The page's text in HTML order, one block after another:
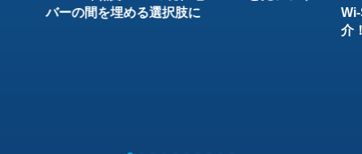
バーの間を埋める選択肢に
介